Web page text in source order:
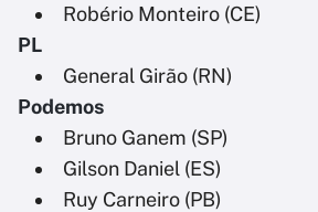
Robério Monteiro (CE)
PL
General Girão (RN)
Podemos
Bruno Ganem (SP)
Gilson Daniel (ES)
Ruy Carneiro (PB)